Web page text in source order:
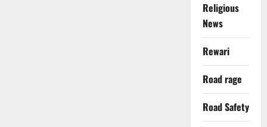
Religious
News
Rewari
Road rage
Road Safety